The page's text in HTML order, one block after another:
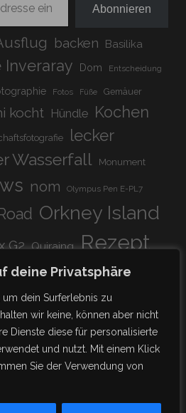
deine Privatsphäre
dein Surferlebnis zu
wir keine, können aber nicht
Dienste diese für personalisierte
und nutzt. Mit einem Klick
Sie der Verwendung von
Abonnieren
backen Basilika
Inveraray Dom Entscheidung
Fotos Füße Gemäuer
kocht Hündle Kochen
lecker
Wasserfall Monument
nom Olympus Pen E-PL7
Orkney Island
G2 Quiraing Rezept
& einfach Scotland
Systemkamera
weitnau woooohoooo!!!!
Hause ♥